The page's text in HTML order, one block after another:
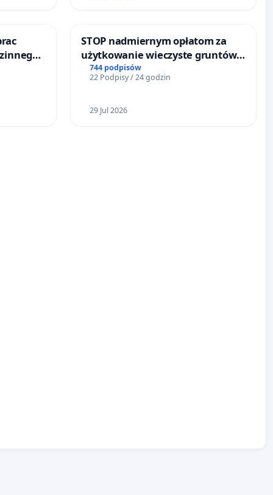
STOP nadmiernym opłatom za
użytkowanie wieczyste gruntów
zajmowanych przez rodzinne
ogrody działkowe.
744 podpisów
22 Podpisy / 24 godzin
29 Jul 2026